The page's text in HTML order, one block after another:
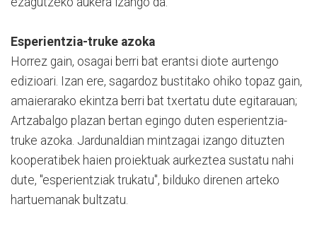
Esperientzia-truke azoka
Horrez gain, osagai berri bat erantsi diote aurtengo
edizioari. Izan ere, sagardoz bustitako ohiko topaz gain,
amaierarako ekintza berri bat txertatu dute egitarauan;
Artzabalgo plazan bertan egingo duten esperientzia-
truke azoka. Jardunaldian mintzagai izango dituzten
kooperatibek haien proiektuak aurkeztea sustatu nahi
dute, "esperientziak trukatu", bilduko direnen arteko
hartuemanak bultzatu.